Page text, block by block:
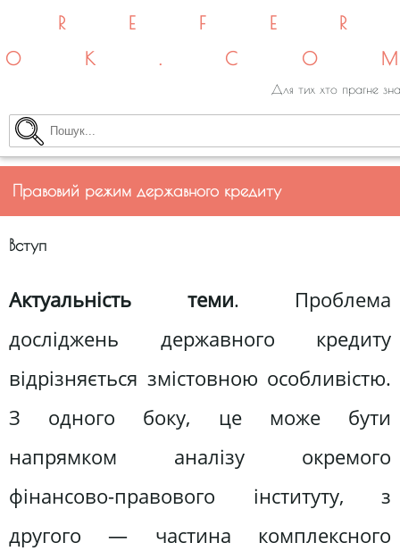
Для тих хто прагне
Правовий режим державного кредиту
Вступ
Актуальність теми. Проблема
досліджень державного кредиту
відрізняється змістовною особливістю.
З одного боку, це може бути
напрямком аналізу окремого
фінансово-правового інституту, з
другого — частина комплексного